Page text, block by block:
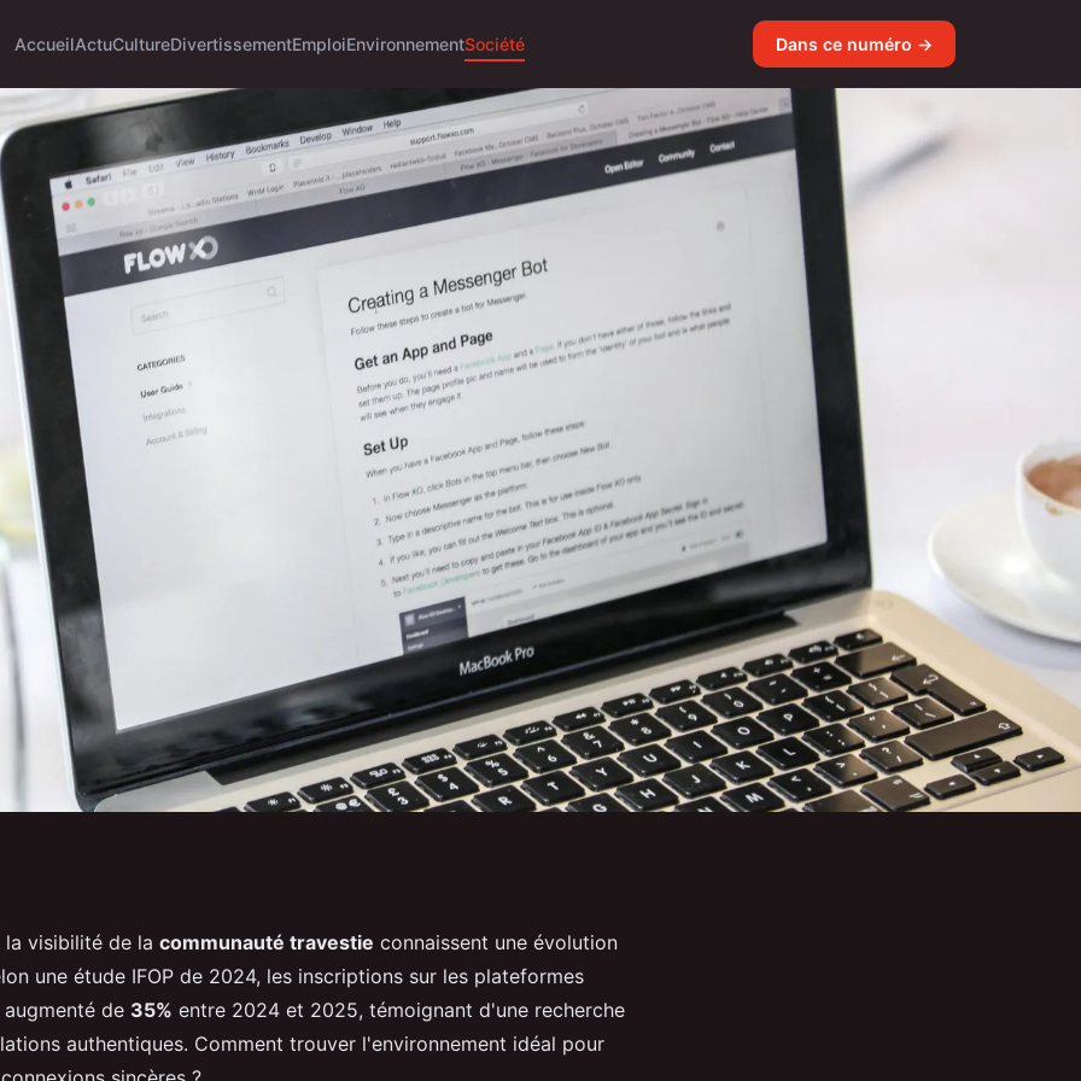
AccueilActuCultureDivertissementEmploiEnvironnementSociété Dans ce numéro →
rencontre trav
visibilité de la communauté travestie connaissent une évolution
une étude IFOP de 2024, les inscriptions sur les plateformes
de 35% entre 2024 et 2025, témoignant d'une recherche
authentiques. Comment trouver l'environnement idéal pour